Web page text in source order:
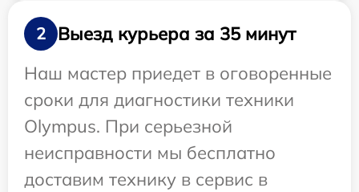
2
Выезд курьера за 35 минут
Наш мастер приедет в оговоренные
сроки для диагностики техники
Olympus. При серьезной
неисправности мы бесплатно
доставим технику в сервис в